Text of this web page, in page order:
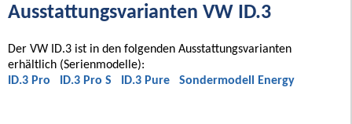
Ausstattungsvarianten VW ID.3
Der VW ID.3 ist in den folgenden Ausstattungsvarianten
erhältlich (Serienmodelle):
ID.3 Pro
ID.3 Pro S ID.3 Pure Sondermodell Energy